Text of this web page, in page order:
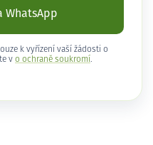
WhatsApp
k vyřízení vaší žádosti o
v o ochraně soukromí .